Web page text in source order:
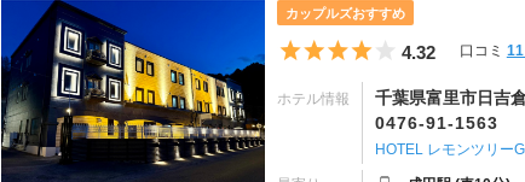
カップルズおすすめ
5つ星のうち4
4.32 口コミ
ホテル情報
千葉県富里市日吉
0476-91-1563
HOTEL レモンツリー